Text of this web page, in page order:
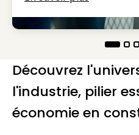
Découvrez
l'industrie, pilier
économie en